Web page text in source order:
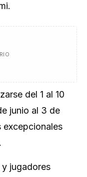
del 1 al 10
junio al 3 de
excepcionales
y jugadores